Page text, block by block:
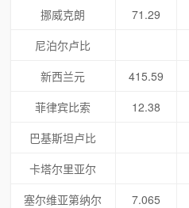
挪威克朗
71.29
尼泊尔卢比
新西兰元
415.59
菲律宾比索
12.38
巴基斯坦卢比
卡塔尔里亚尔
塞尔维亚第纳尔
7.065